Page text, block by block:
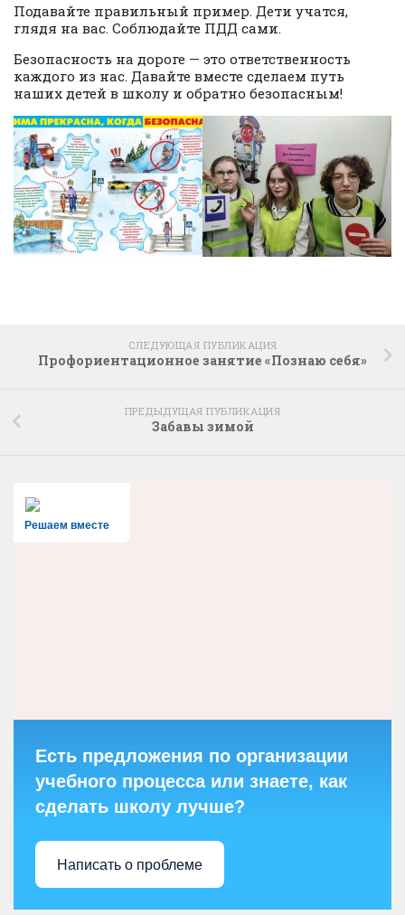
Подавайте правильный пример. Дети учатся,
глядя на вас. Соблюдайте ПДД сами.
Безопасность на дороге — это ответственность
каждого из нас. Давайте вместе сделаем путь
наших детей в школу и обратно безопасным!
СЛЕДУЮЩАЯ ПУБЛИКАЦИЯ
Профориентационное занятие «Познаю себя»
ПРЕДЫДУЩАЯ ПУБЛИКАЦИЯ
Забавы зимой
Решаем вместе
Есть предложения по организации
учебного процесса или знаете, как
сделать школу лучше?
Написать о проблеме